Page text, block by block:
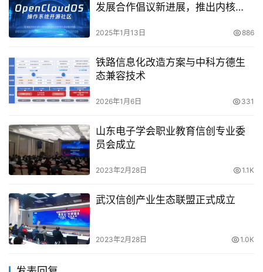
发展合作倡议新进展，推出内核
2025年1月13日 886
铁路信息化改造方案与中科方德生
态兼容技术
2026年1月6日 331
山东电子学会职业教育信创专业委
员会成立
2023年2月28日 1.1K
武汉信创产业生态联盟正式成立
2023年2月28日 1.0K